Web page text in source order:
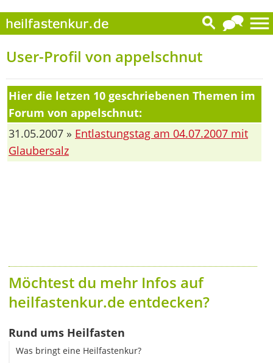
User-Profil von appelschnut
Hier die letzen 10 geschriebenen Themen im
Forum von appelschnut:
31.05.2007 » Entlastungstag am 04.07.2007 mit
Glaubersalz
Möchtest du mehr Infos auf
heilfastenkur.de entdecken?
Rund ums Heilfasten
Was bringt eine Heilfastenkur?